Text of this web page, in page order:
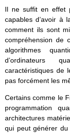
Il ne suffit en effet
capables d’avoir à
comment ils sont
compréhension de
algorithmes
d’ordinateurs
caractéristiques de
pas forcément les
Certains comme le
programmation
architectures
qui peut générer